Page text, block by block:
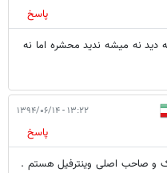
پاسخ
دید نه میشه ندید محشره اما نه
۱۳:۲۲ - ۱۳۹۴/۰۶/۱۴
پاسخ
و صاحب اصلی وینترفیل هستم .